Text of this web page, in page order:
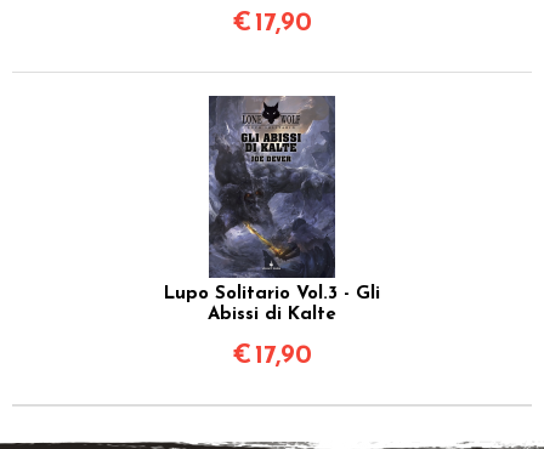
€ 17,90
Lupo Solitario Vol.3 - Gli
Abissi di Kalte
€ 17,90